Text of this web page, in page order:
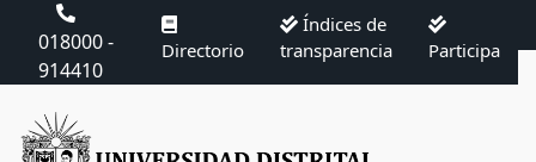
018000 -
914410
Directorio
Índices de
transparencia
Participa